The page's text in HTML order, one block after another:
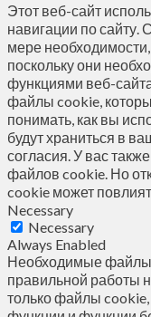
Этот веб-сайт
навигации по
мере
поскольку они
функциями веб-
файлы cookie,
понимать, как вы
будут храниться в
согласия. У вас
файлов cookie. Но
cookie может
Necessary
Necessary
Always Enabled
Необходимые файлы
правильной работы
только файлы